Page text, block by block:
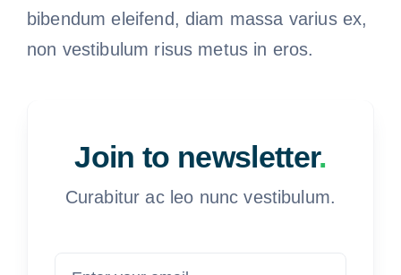
bibendum eleifend, diam massa varius ex,
non vestibulum risus metus in eros.
Join to newsletter.
Curabitur ac leo nunc vestibulum.